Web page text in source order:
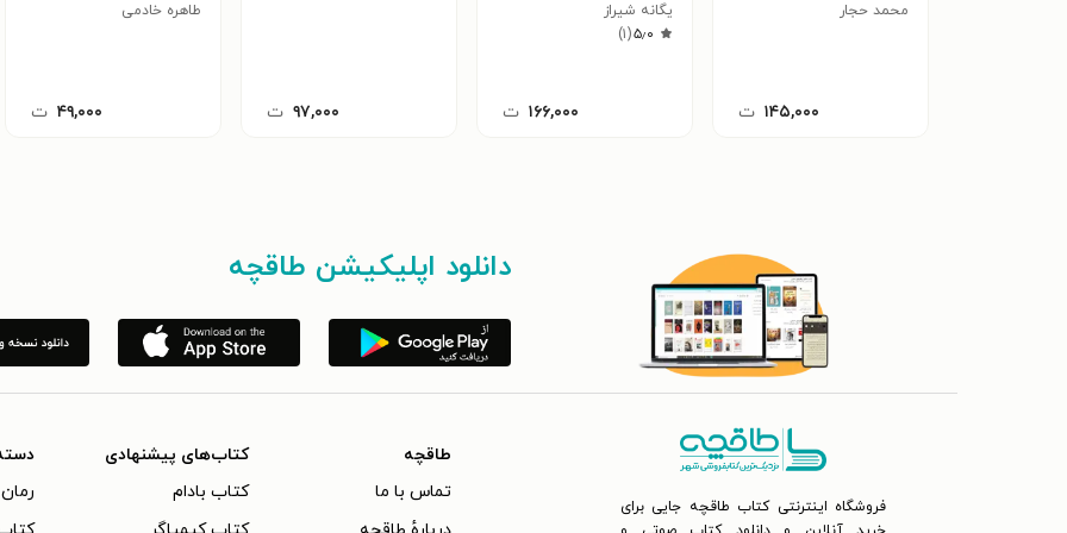
محمد حجار
۱۴۵,۰۰۰ ت
یگانه شیراز
۵٫۰(۱)
۱۶۶,۰۰۰ ت ۹۷,۰۰۰ ت
طاهره خادمی
۴۹,۰۰۰ ت
دانلود اپلیکیشن طاقچه
فروشگاه اینترنتی کتاب طاقچه جایی برای
طاقچه
تماس با ما
کتاب‌های پیشنهادی
کتاب بادام